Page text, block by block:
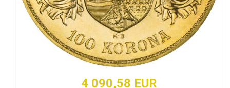
4 090,58 EUR